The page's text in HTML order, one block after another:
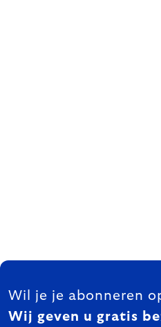
FOOTER
Wil je je abonneren
Wij geven u gratis